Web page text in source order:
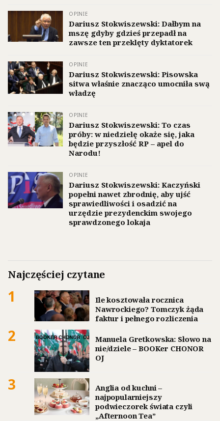
OPINIE
Dariusz Stokwiszewski: Dałbym na
mszę gdyby gdzieś przepadł na
zawsze ten przeklęty dyktatorek
OPINIE
Dariusz Stokwiszewski: Pisowska
sitwa właśnie znacząco umocniła swą
władzę
OPINIE
Dariusz Stokwiszewski: To czas
próby: w niedzielę okaże się, jaka
będzie przyszłość RP – apel do
Narodu!
OPINIE
Dariusz Stokwiszewski: Kaczyński
popełni nawet zbrodnię, aby ujść
sprawiedliwości i osadzić na
urzędzie prezydenckim swojego
sprawdzonego lokaja
Najczęściej czytane
1
Ile kosztowała rocznica
Nawrockiego? Tomczyk żąda
faktur i pełnego rozliczenia
2
Manuela Gretkowska: Słowo na
nie/dziele – BOOKer CHONOR
OJ
3
Anglia od kuchni –
najpopularniejszy
podwieczorek świata czyli
„Afternoon Tea”